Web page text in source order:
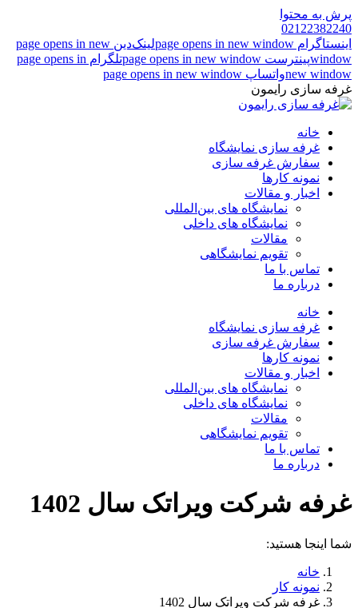
پرش به محتوا
02122382240
اینستاگرام page opens in new window
لینک‌دین page opens in new
windowپینترست page opens in new window
تلگرام page opens in
new windowواتساپ page opens in new window
غرفه سازی رایمون
خانه
غرفه سازی نمایشگاه
سفارش غرفه سازی
نمونه کارها
اخبار و مقالات
نمایشگاه های بین‌المللی
نمایشگاه های داخلی
مقالات
تقویم نمایشگاهی
تماس با ما
درباره ما
خانه
غرفه سازی نمایشگاه
سفارش غرفه سازی
نمونه کارها
اخبار و مقالات
نمایشگاه های بین‌المللی
نمایشگاه های داخلی
مقالات
تقویم نمایشگاهی
تماس با ما
درباره ما
غرفه شرکت ویراتک سال 1402
شما اینجا هستید:
خانه
نمونه کار
غرفه شرکت ویراتک سال 1402